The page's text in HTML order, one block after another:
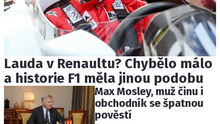
Lauda v Renaultu? Chybělo málo
a historie F1 měla jinou podobu
Max Mosley, muž činu i
obchodník se špatnou
pověstí